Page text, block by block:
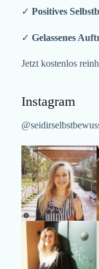
✓ Positives
✓ Gelassenes
Jetzt kostenlos
Instagram